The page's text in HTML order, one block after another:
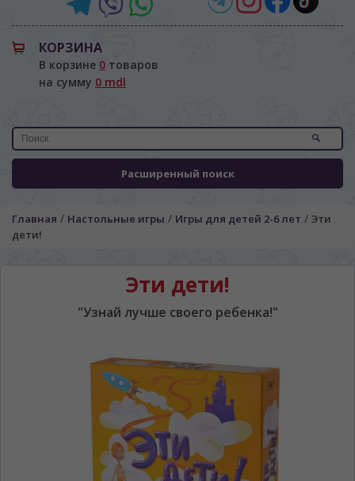
КОРЗИНА
В корзине 0 товаров
на сумму 0 mdl
Расширенный поиск
Главная / Настольные игры / Игры для детей 2-6 лет / Эти
дети!
Эти дети!
"Узнай лучше своего ребенка!"